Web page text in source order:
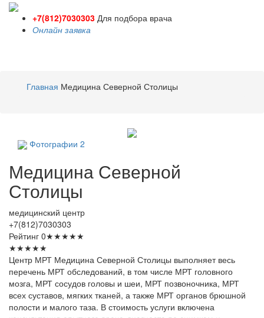
+7(812)7030303 Для подбора врача
Онлайн заявка
Главная Медицина Северной Столицы
Фотографии 2
Медицина Северной
Столицы
медицинский центр
+7(812)7030303
Рейтинг 0★★★★★
★★★★★
Центр МРТ Медицина Северной Столицы выполняет весь
перечень МРТ обследований, в том числе МРТ головного
мозга, МРТ сосудов головы и шеи, МРТ позвоночника, МРТ
всех суставов, мягких тканей, а также МРТ органов брюшной
полости и малого таза. В стоимость услуги включена